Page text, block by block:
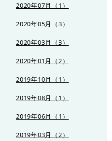
2020年07月（1）
2020年05月（3）
2020年03月（3）
2020年01月（2）
2019年10月（1）
2019年08月（1）
2019年06月（1）
2019年03月（2）